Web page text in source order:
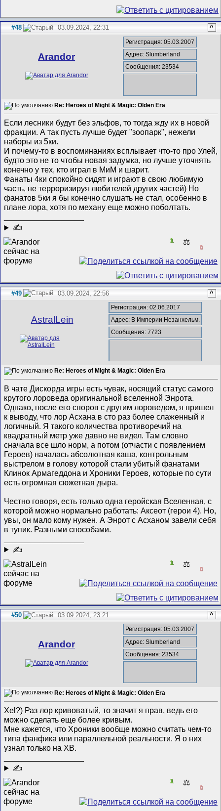
#48 03.09.2024, 22:31 ^
Arandor
Регистрация: 05.03.2007
Адрес: Slumberland
Сообщения: 23534
Re: Heroes of Might & Magic: Olden Era
Если лесники будут без эльфов, то тогда жду их в новой
фракции. А так пусть лучше будет "зоопарк", нежели
наборы из 5ки.
И почему-то в воспоминаниях всплывает что-то про Улей,
будто это не то чтобы новая задумка, но лучше уточнять
конечно у тех, кто играл в МиМ и шарит.
Фанаты 4ки спокойно сидят и играют в свою любимую
часть, не терроризируя любителей других частей) Но
фанатов 5ки я бы конечно слушать не стал, особенно в
плане лора, хотя по механу еще можно поболтать.
✍
1 ⚖️
0
#49 03.09.2024, 22:56 ^
AstralLein
Регистрация: 02.06.2017
Адрес: В Империи Незанхельм.
Сообщения: 7723
Re: Heroes of Might & Magic: Olden Era
В чате Дискорда игры есть чувак, носящий статус самого
крутого лороведа оригинальной вселенной Энрота.
Однако, после его споров с другим лороведом, я пришел
к выводу, что лор Асхана в сто раз более слаженный и
логичный. Я такого количества противоречий на
квадратный метр уже давно не видел. Там словно
сначала все шло норм, а потом (отчасти с появлением
Героев) началась абсолютная каша, контрольным
выстрелом в голову которой стали убитый фанатами
Клинок Армагеддона и Хроники Героев, которые по сути
есть огромная сюжетная дыра.
Честно говоря, есть только одна геройская Вселенная, с
которой можно нормально работать: Аксеот (герои 4). Но,
увы, он мало кому нужен. А Энрот с Асханом завели себя
в тупик. Разными способами.
✍
1 ⚖️
0
#50 03.09.2024, 23:21 ^
Arandor
Регистрация: 05.03.2007
Адрес: Slumberland
Сообщения: 23534
Re: Heroes of Might & Magic: Olden Era
Xel?) Раз лор кривоватый, то значит я прав, ведь его
можно сделать еще более кривым.
Мне кажется, что Хроники вообще можно считать чем-то
типа фанфика или параллельной реальности. Я о них
узнал только на ХВ.
✍
1 ⚖️
0